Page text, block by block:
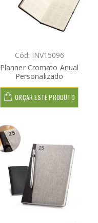
Cód: INV15096
Planner Cromato Anual
Personalizado
ORÇAR ESTE PRODUTO